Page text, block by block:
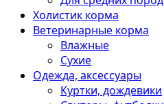
Холистик корма
Ветеринарные корма
Влажные
Сухие
Одежда, аксессуары
Куртки, дождевики